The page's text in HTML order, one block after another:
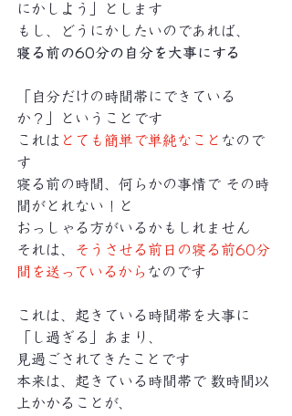
にかしよう」とします
もし、どうにかしたいのであれば、
寝る前の60分の自分を大事にする
「自分だけの時間帯にできている
か？」ということです
これは とても簡単で単純なこと なので
す
寝る前の時間、何らかの事情で その時
間がとれない！と
おっしゃる方がいるかもしれません
それは、
そうさせる前日の寝る前60分
間を送っているから なのです
これは、起きている時間帯を大事に
「し過ぎる」あまり、
見過ごされてきたことです
本来は、起きている時間帯で 数時間以
上かかることが、